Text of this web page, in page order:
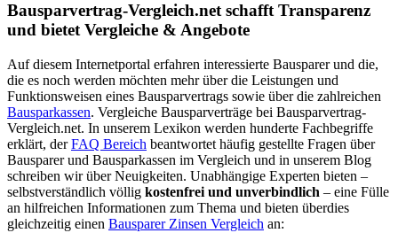
Bausparvertrag-Vergleich.net schafft Transparenz
und bietet Vergleiche & Angebote
Auf diesem Internetportal erfahren interessierte Bausparer und die,
die es noch werden möchten mehr über die Leistungen und
Funktionsweisen eines Bausparvertrags sowie über die zahlreichen
Bausparkassen. Vergleiche Bausparverträge bei Bausparvertrag-
Vergleich.net. In unserem Lexikon werden hunderte Fachbegriffe
erklärt, derFAQ Bereich beantwortet häufig gestellte Fragen über
Bausparer und Bausparkassen im Vergleich und in unserem Blog
schreiben wir über Neuigkeiten. Unabhängige Experten bieten –
selbstverständlich völlig kostenfrei und unverbindlich – eine Fülle
an hilfreichen Informationen zum Thema und bieten überdies
gleichzeitig einen Bausparer Zinsen Vergleich an: